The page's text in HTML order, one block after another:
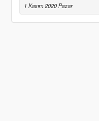
1 Kasım 2020 Pazar